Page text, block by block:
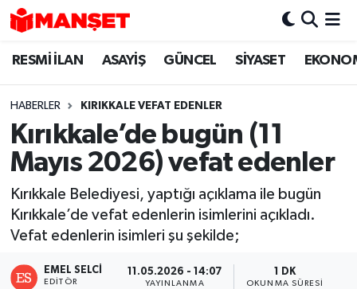
RESMİ İLAN ASAYİŞ GÜNCEL SİYASET
HABERLER KIRIKKALE VEFAT EDENLER
Kırıkkale’de bugün (11
Mayıs 2026) vefat edenler
Kırıkkale Belediyesi, yaptığı açıklama ile bugün
Kırıkkale’de vefat edenlerin isimlerini açıkladı.
Vefat edenlerin isimleri şu şekilde;
EMEL SELCI
EDITÖR
11.05.2026 - 14:07
YAYINLANMA
1 DK
OKUNMA SÜRESI
Hava Durumu
Trafik Durumu
Süper Lig Puan Durumu ve Fikstür
Son Dakika Haberleri
Haber Arşivi